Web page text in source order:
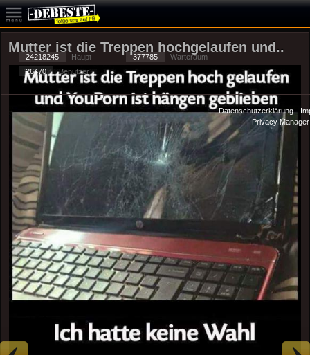
Mutter ist die Treppen hochgelaufen und..
24218245 Haupt 377785
Warteraum
26470
Benutzer
Datenschutzerklärung-
-Privacy Manager